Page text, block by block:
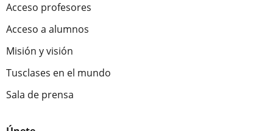
Acceso profesores
Acceso a alumnos
Misión y visión
Tusclases en el mundo
Sala de prensa